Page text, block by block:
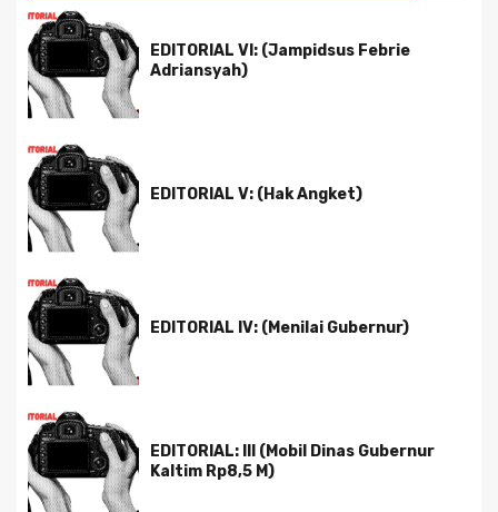
EDITORIAL VI: (Jampidsus Febrie
Adriansyah)
EDITORIAL V: (Hak Angket)
EDITORIAL IV: (Menilai Gubernur)
EDITORIAL: III (Mobil Dinas Gubernur
Kaltim Rp8,5 M)